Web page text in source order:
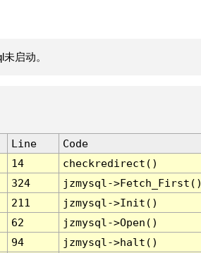
启动。
Line
Code
14
checkredirect()
324
jzmysql-
211
jzmysql->Init()
62
jzmysql->Open()
94
jzmysql->halt()